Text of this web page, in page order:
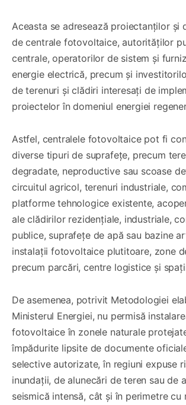
Aceasta se adresează proiectanților și
de centrale fotovoltaice, autorităților
centrale, operatorilor de sistem și
energie electrică, precum și
de terenuri și clădiri interesați de
proiectelor în domeniul energiei
Astfel, centralele fotovoltaice pot fi
diverse tipuri de suprafețe, precum
degradate, neproductive sau scoase
circuitul agricol, terenuri industriale,
platforme tehnologice existente,
ale clădirilor rezidențiale, industriale,
publice, suprafețe de apă sau bazine
instalații fotovoltaice plutitoare, zone
precum parcări, centre logistice și
De asemenea, potrivit Metodologiei
Ministerul Energiei, nu permisă
fotovoltaice în zonele naturale
împădurite lipsite de documente
selective autorizate, în regiuni expuse
inundații, de alunecări de teren sau de
seismică intensă, cât și în perimetre cu